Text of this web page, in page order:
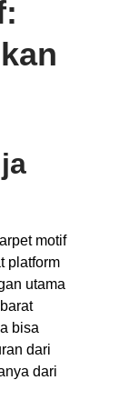
motif
platform
utama
bisa
dari
dari